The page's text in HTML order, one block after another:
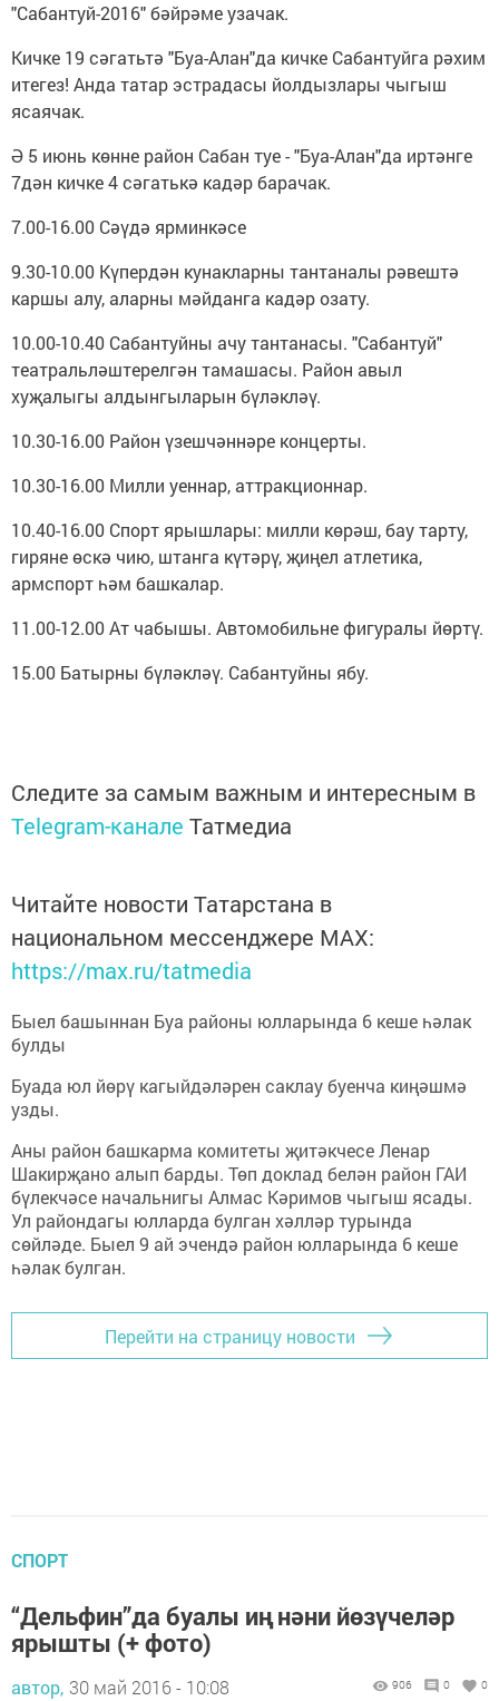
"Сабантуй-2016" бәйрәме узачак.
Кичке 19 сәгатьтә "Буа-Алан"да кичке Сабантуйга рәхим
итегез! Анда татар эстрадасы йолдызлары чыгыш
ясаячак.
Ә 5 июнь көнне район Сабан туе - "Буа-Алан"да иртәнге
7дән кичке 4 сәгатькә кадәр барачак.
7.00-16.00 Сәүдә ярминкәсе
9.30-10.00 Күпердән кунакларны тантаналы рәвештә
каршы алу, аларны мәйданга кадәр озату.
10.00-10.40 Сабантуйны ачу тантанасы. "Сабантуй"
театральләштерелгән тамашасы. Район авыл
хуҗалыгы алдынгыларын бүләкләү.
10.30-16.00 Район үзешчәннәре концерты.
10.30-16.00 Милли уеннар, аттракционнар.
10.40-16.00 Спорт ярышлары: милли көрәш, бау тарту,
гиряне өскә чию, штанга күтәрү, җиңел атлетика,
армспорт һәм башкалар.
11.00-12.00 Ат чабышы. Автомобильне фигуралы йөртү.
15.00 Батырны бүләкләү. Сабантуйны ябу.
Следите за самым важным и интересным в
Telegram-канале Татмедиа
Читайте новости Татарстана в
национальном мессенджере MАХ:
https://max.ru/tatmedia
Быел башыннан Буа районы юлларында 6 кеше һәлак
булды
Буада юл йөрү кагыйдәләрен саклау буенча киңәшмә
узды.
Аны район башкарма комитеты җитәкчесе Ленар
Шакирҗано алып барды. Төп доклад белән район ГАИ
бүлекчәсе начальнигы Алмас Кәримов чыгыш ясады.
Ул райондагы юлларда булган хәлләр турында
сөйләде. Быел 9 ай эчендә район юлларында 6 кеше
һәлак булган.
Перейти на страницу новости
СПОРТ
“Дельфин”да буалы иң нәни йөзүчеләр
ярышты (+ фото)
автор, 30 май 2016 - 10:08 906 0 0